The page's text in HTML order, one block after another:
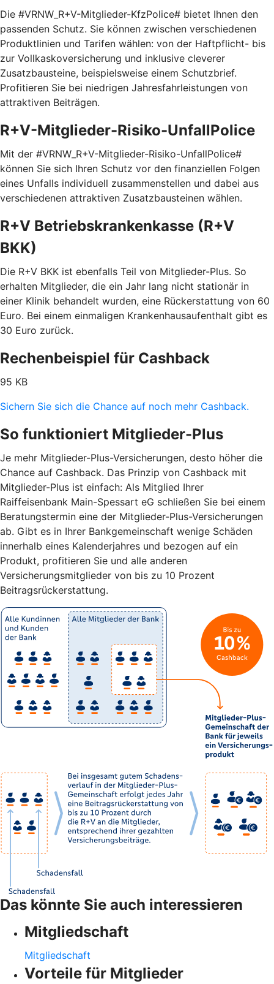
Die #VRNW_R+V-Mitglieder-KfzPolice# bietet Ihnen den
passenden Schutz. Sie können zwischen verschiedenen
Produktlinien und Tarifen wählen: von der Haftpflicht- bis
zur Vollkaskoversicherung und inklusive cleverer
Zusatzbausteine, beispielsweise einem Schutzbrief.
Profitieren Sie bei niedrigen Jahresfahrleistungen von
attraktiven Beiträgen.
R+V-Mitglieder-Risiko-UnfallPolice
Mit der #VRNW_R+V-Mitglieder-Risiko-UnfallPolice#
können Sie sich Ihren Schutz vor den finanziellen Folgen
eines Unfalls individuell zusammenstellen und dabei aus
verschiedenen attraktiven Zusatzbausteinen wählen.
R+V Betriebskrankenkasse (R+V
BKK)
Die R+V BKK ist ebenfalls Teil von Mitglieder-Plus. So
erhalten Mitglieder, die ein Jahr lang nicht stationär in
einer Klinik behandelt wurden, eine Rückerstattung von 60
Euro. Bei einem einmaligen Krankenhausaufenthalt gibt es
30 Euro zurück.
Rechenbeispiel für Cashback
95 KB
Sichern Sie sich die Chance auf noch mehr Cashback.
So funktioniert Mitglieder-Plus
Je mehr Mitglieder-Plus-Versicherungen, desto höher die
Chance auf Cashback. Das Prinzip von Cashback mit
Mitglieder-Plus ist einfach: Als Mitglied Ihrer
Raiffeisenbank Main-Spessart eG schließen Sie bei einem
Beratungstermin eine der Mitglieder-Plus-Versicherungen
ab. Gibt es in Ihrer Bankgemeinschaft wenige Schäden
innerhalb eines Kalenderjahres und bezogen auf ein
Produkt, profitieren Sie und alle anderen
Versicherungsmitglieder von bis zu 10 Prozent
Beitragsrückerstattung.
Das könnte Sie auch interessieren
Mitgliedschaft
Mitgliedschaft
Vorteile für Mitglieder